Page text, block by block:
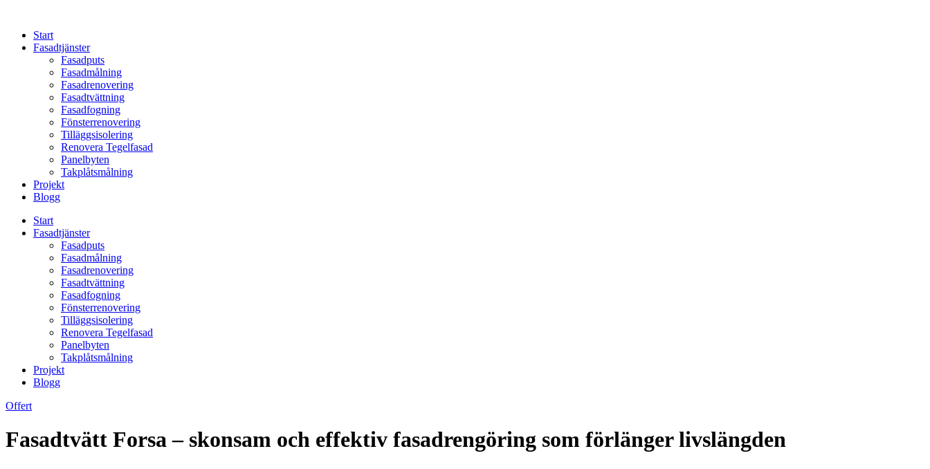
contentStart
Fasadtjänster
Fasadputs
Fasadmålning
Fasadrenovering
Fasadtvättning
Fasadfogning
Fönsterrenovering
Tilläggsisolering
Renovera Tegelfasad
Panelbyten
Takplåtsmålning
Projekt
Blogg
Start
Fasadtjänster
Fasadputs
Fasadmålning
Fasadrenovering
Fasadtvättning
Fasadfogning
Fönsterrenovering
Tilläggsisolering
Renovera Tegelfasad
Panelbyten
Takplåtsmålning
Projekt
Blogg
Offert
Fasadtvätt Forsa – skonsam och effektiv fasadrengöring som förlänger livslängden